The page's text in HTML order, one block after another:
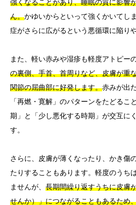
強くなることがあり、睡眠の質に影響
ん。かゆいからといって強くかいてし
症がさらに広がるという悪循環に陥り
また、軽い赤みや湿疹も軽度アトピー
の裏側、手首、首周りなど、皮膚が重
関節の屈曲部に好発します。赤みが出
「再燃・寛解」のパターンをたどるこ
期」と「少し悪化する時期」が交互に
す。
さらに、皮膚が薄くなったり、かき傷
たりすることもあります。軽度のうち
ませんが、 長期間繰り返すうちに皮膚
せんか）」につながることもあるため